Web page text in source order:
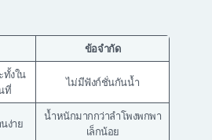
ข้อจำกัด
ทั้งใน
ที่
ไม่มีฟังก์ชั่นกันน้ำ
ง่าย
น้ำหนักมากกว่าลำโพงพกพา
เล็กน้อย